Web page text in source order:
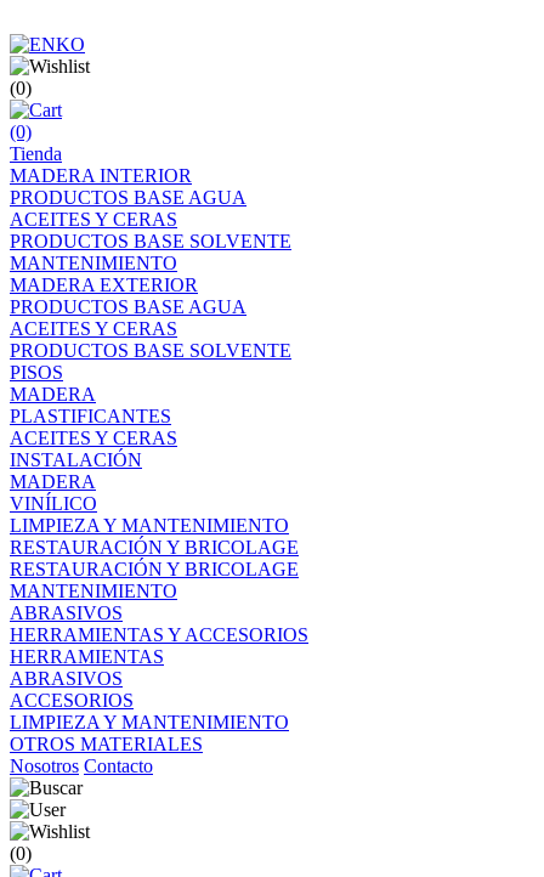
(0)
(0)
Tienda
MADERA INTERIOR
PRODUCTOS BASE AGUA
ACEITES Y CERAS
PRODUCTOS BASE SOLVENTE
MANTENIMIENTO
MADERA EXTERIOR
PRODUCTOS BASE AGUA
ACEITES Y CERAS
PRODUCTOS BASE SOLVENTE
PISOS
MADERA
PLASTIFICANTES
ACEITES Y CERAS
INSTALACIÓN
MADERA
VINÍLICO
LIMPIEZA Y MANTENIMIENTO
RESTAURACIÓN Y BRICOLAGE
RESTAURACIÓN Y BRICOLAGE
MANTENIMIENTO
ABRASIVOS
HERRAMIENTAS Y ACCESORIOS
HERRAMIENTAS
ABRASIVOS
ACCESORIOS
LIMPIEZA Y MANTENIMIENTO
OTROS MATERIALES
Nosotros Contacto
(0)